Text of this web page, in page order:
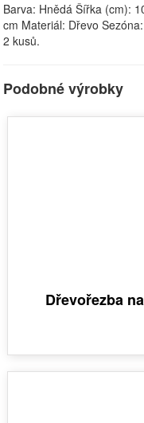
Barva: Hnědá Šířka (cm):
cm Materiál: Dřevo
2 kusů.
Podobné výrobky
Dřevořezba